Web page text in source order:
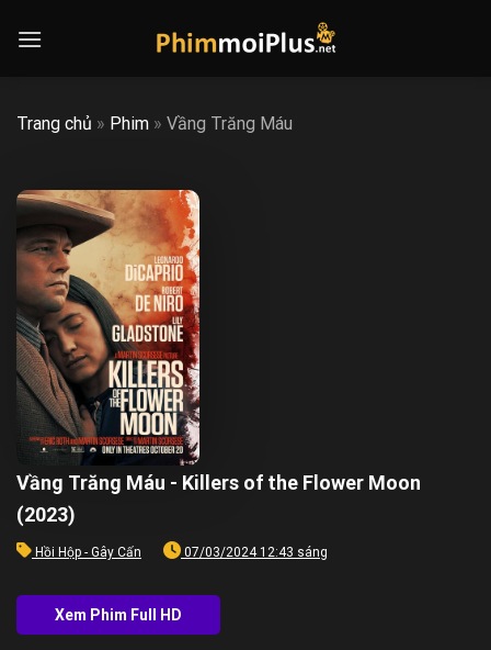
Trang chủ » Phim » Vầng Trăng Máu
Vầng Trăng Máu - Killers of the Flower Moon
(2023)
Hồi Hộp - Gây Cấn 07/03/2024 12:43 sáng